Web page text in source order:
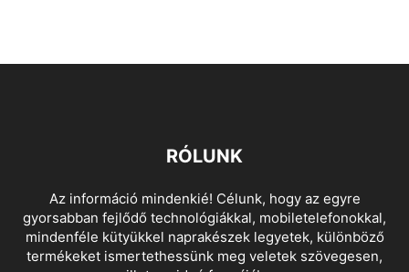
RÓLUNK
Az információ mindenkié! Célunk, hogy az egyre
gyorsabban fejlődő technológiákkal, mobiletelefonokkal,
mindenféle kütyükkel naprakészek legyetek, különböző
termékeket ismertethessünk meg veletek szövegesen,